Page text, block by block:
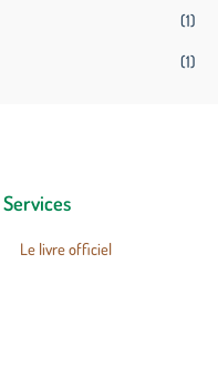
(1)
(1)
Services
Le livre officiel